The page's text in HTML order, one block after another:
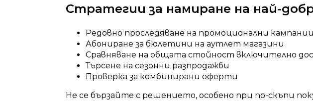
Стратегии за намиране на най-
Редовно проследяване на промоционални кампании
Абониране за бюлетини на аутлет магазини
Сравняване на общата стойност включително
Търсене на сезонни разпродажби
Проверка за комбинирани оферти
Не се бързайте с решението, особено при по-скъпи